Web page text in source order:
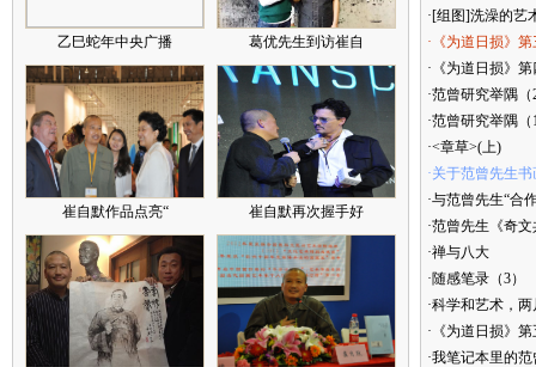
乙巳蛇年中央广播 葛优先生到访崔自
崔自默作品点亮“ 崔自默再次握手好
·[组图]洗澡的艺
·《为道日损》
·《为道日损》
·范曾研究举隅（
·范曾研究举隅（
·<章草>(上)
·关于范曾先生
·与范曾先生“合
·范曾先生《奇
·禅与八大
·随感笔录（3）
·科学和艺术，
·《为道日损》
·我笔记本里的